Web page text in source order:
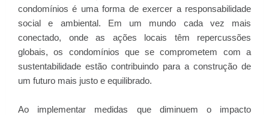
condomínios é uma forma de exercer a responsabilidade
social e ambiental. Em um mundo cada vez mais
conectado, onde as ações locais têm repercussões
globais, os condomínios que se comprometem com a
sustentabilidade estão contribuindo para a construção de
um futuro mais justo e equilibrado.
Ao implementar medidas que diminuem o impacto